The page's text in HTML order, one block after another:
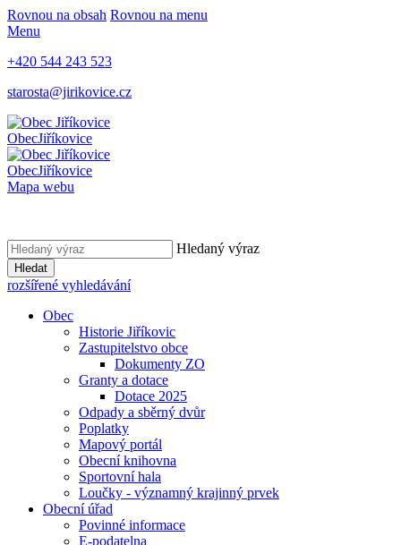
Rovnou na obsah Rovnou na menu
Menu
+420 544 243 523
starosta@jirikovice.cz
ObecJiříkovice
ObecJiříkovice
Mapa webu
Hledaný výraz
Hledat
rozšířené vyhledávání
Obec
Historie Jiříkovic
Zastupitelstvo obce
Dokumenty ZO
Granty a dotace
Dotace 2025
Odpady a sběrný dvůr
Poplatky
Mapový portál
Obecní knihovna
Sportovní hala
Loučky - významný krajinný prvek
Obecní úřad
Povinné informace
E-podatelna